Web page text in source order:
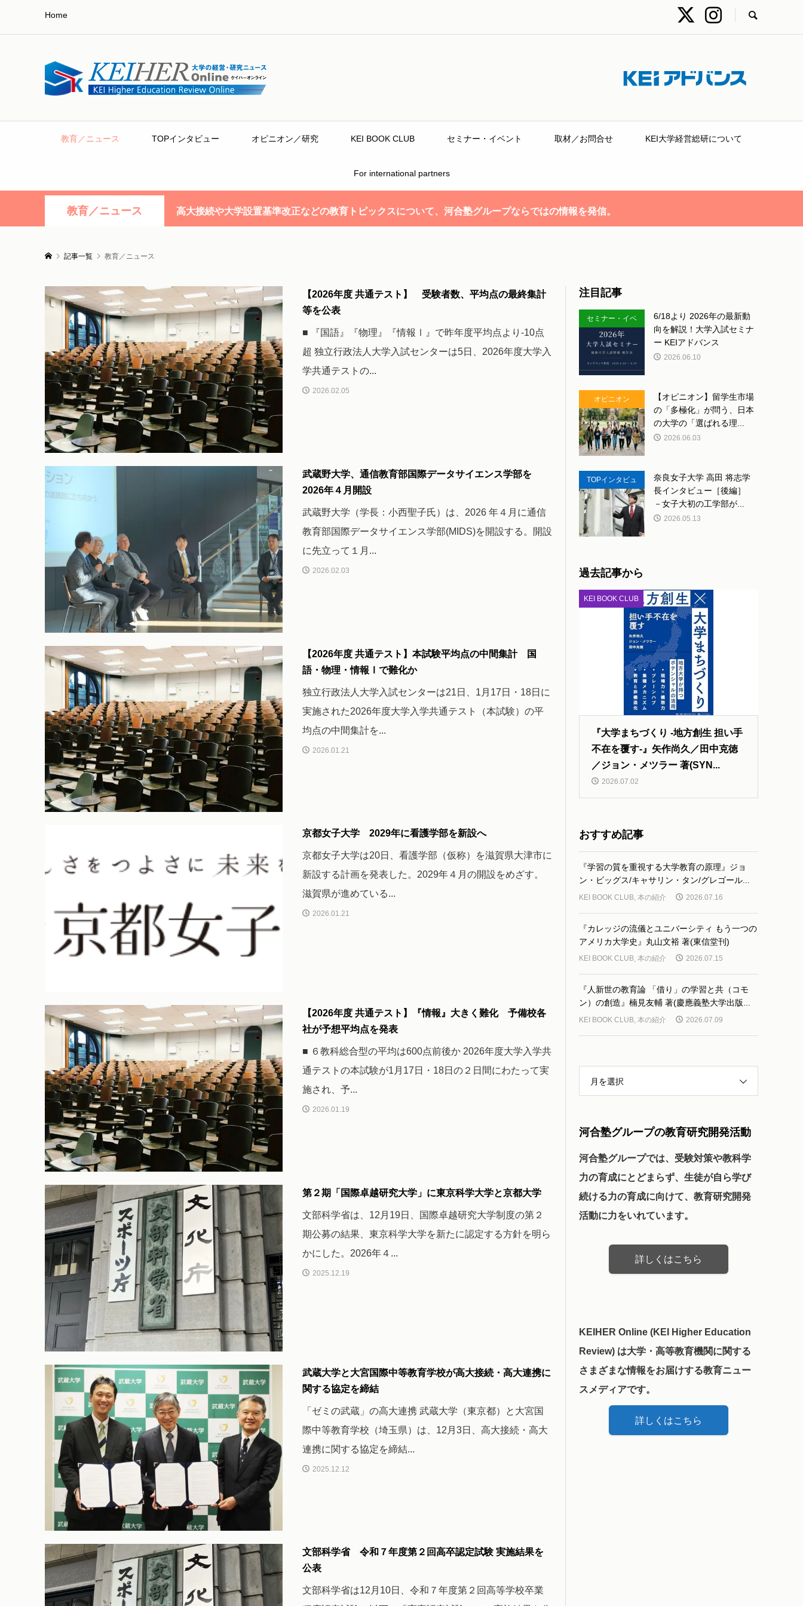
Home
教育／ニュース TOPインタビュー オピニオン／研究 KEI BOOK CLUB セミナー・イベント 取材／お問合せ KEI大学経営総研について
For international partners
教育／ニュース 高大接続や大学設置基準改正などの教育トピックスについて、河合塾グループならではの情報を発信。
記事一覧 教育／ニュース
【2026年度 共通テスト】 受験者数、平均点の最終集計
等を公表
■ 『国語』『物理』『情報Ⅰ』で昨年度平均点より-10点
超 独立行政法人大学入試センターは5日、2026年度大学入
学共通テストの...
2026.02.05
武蔵野大学、通信教育部国際データサイエンス学部を
2026年４月開設
武蔵野大学（学長：小西聖子氏）は、2026 年４月に通信
教育部国際データサイエンス学部(MIDS)を開設する。開設
に先立って１月...
2026.02.03
【2026年度 共通テスト】本試験平均点の中間集計 国
語・物理・情報Ⅰで難化か
独立行政法人大学入試センターは21日、1月17日・18日に
実施された2026年度大学入学共通テスト（本試験）の平
均点の中間集計を...
2026.01.21
京都女子大学 2029年に看護学部を新設へ
京都女子大学は20日、看護学部（仮称）を滋賀県大津市に
新設する計画を発表した。2029年４月の開設をめざす。
滋賀県が進めている...
2026.01.21
【2026年度 共通テスト】『情報』大きく難化 予備校各
社が予想平均点を発表
■ ６教科総合型の平均は600点前後か 2026年度大学入学共
通テストの本試験が1月17日・18日の２日間にわたって実
施され、予...
2026.01.19
第２期「国際卓越研究大学」に東京科学大学と京都大学
文部科学省は、12月19日、国際卓越研究大学制度の第２
期公募の結果、東京科学大学を新たに認定する方針を明ら
かにした。2026年４...
2025.12.19
武蔵大学と大宮国際中等教育学校が高大接続・高大連携に
関する協定を締結
「ゼミの武蔵」の高大連携 武蔵大学（東京都）と大宮国
際中等教育学校（埼玉県）は、12月3日、高大接続・高大
連携に関する協定を締結...
2025.12.12
文部科学省 令和７年度第２回高卒認定試験 実施結果を
公表
文部科学省は12月10日、令和７年度第２回高等学校卒業
注目記事
セミナー・イベ
ント
6/18より 2026年の最新動
向を解説！大学入試セミナ
ー KEIアドバンス
2026.06.10
オピニオン
【オピニオン】留学生市場
の「多極化」が問う、日本
の大学の「選ばれる理...
2026.06.03
TOPインタビュ
ー
奈良女子大学 高田 将志学
長インタビュー［後編］
－女子大初の工学部が...
2026.05.13
過去記事から
KEI BOOK CLUB
『大学まちづくり -地方創生 担い手
不在を覆す-』矢作尚久／田中克徳
／ジョン・メツラー 著(SYN...
2026.07.02
おすすめ記事
『学習の質を重視する大学教育の原理』ジョ
ン・ビッグス/キャサリン・タン/グレゴール...
KEI BOOK CLUB ,本の紹介 2026.07.16
『カレッジの流儀とユニバーシティ もう一つの
アメリカ大学史』丸山文裕 著(東信堂刊)
KEI BOOK CLUB ,本の紹介 2026.07.15
『人新世の教育論 「借り」の学習と共（コモ
ン）の創造』楠見友輔 著(慶應義塾大学出版...
KEI BOOK CLUB,本の紹介 2026.07.09
月を選択
河合塾グループの教育研究開発活動
河合塾グループでは、受験対策や教科学
力の育成にとどまらず、生徒が自ら学び
続ける力の育成に向けて、教育研究開発
活動に力をいれています。
詳しくはこちら
KEIHER Online (KEI Higher Education
Review) は大学・高等教育機関に関する
さまざまな情報をお届けする教育ニュー
スメディアです。
詳しくはこちら